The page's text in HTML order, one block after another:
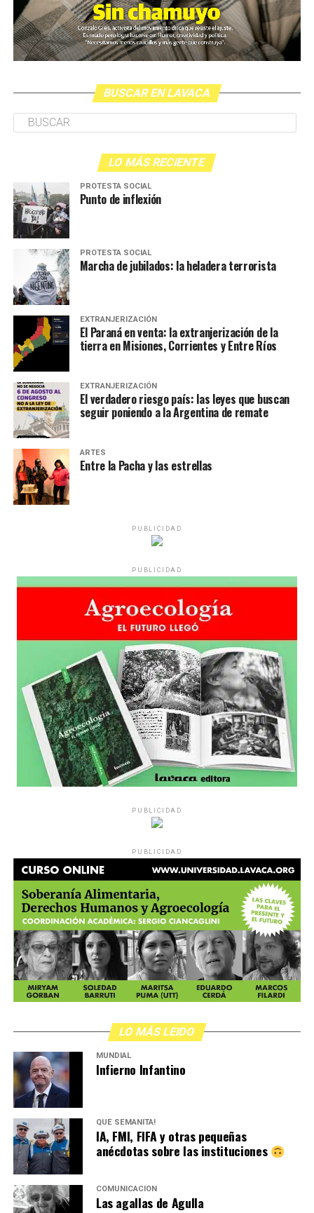
BUSCAR EN LAVACA
LO MÁS RECIENTE
PROTESTA SOCIAL
Punto de inflexión
PROTESTA SOCIAL
Marcha de jubilados: la heladera terrorista
EXTRANJERIZACIÓN
El Paraná en venta: la extranjerización de la
tierra en Misiones, Corrientes y Entre Ríos
EXTRANJERIZACIÓN
El verdadero riesgo país: las leyes que buscan
seguir poniendo a la Argentina de remate
ARTES
Entre la Pacha y las estrellas
PUBLICIDAD
PUBLICIDAD
PUBLICIDAD
PUBLICIDAD
LO MÁS LEIDO
MUNDIAL
Infierno Infantino
QUÉ SEMANITA!
IA, FMI, FIFA y otras pequeñas
anécdotas sobre las instituciones
COMUNICACIÓN
Las agallas de Agulla